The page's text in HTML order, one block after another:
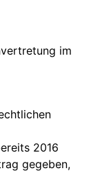
im
2016
gegeben,